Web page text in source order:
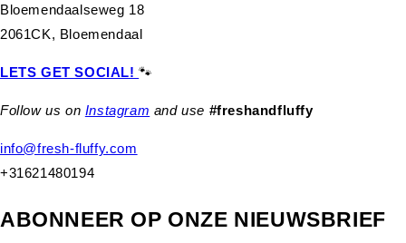
Bloemendaalseweg 18
2061CK, Bloemendaal
LETS GET SOCIAL!🐾
Follow us on Instagram and use #freshandfluffy
info@fresh-fluffy.com
+31621480194
ABONNEER OP ONZE NIEUWSBRIEF